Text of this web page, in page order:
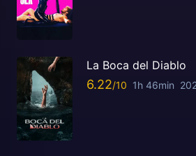
La Boca del Diablo
6.22 1h 46min